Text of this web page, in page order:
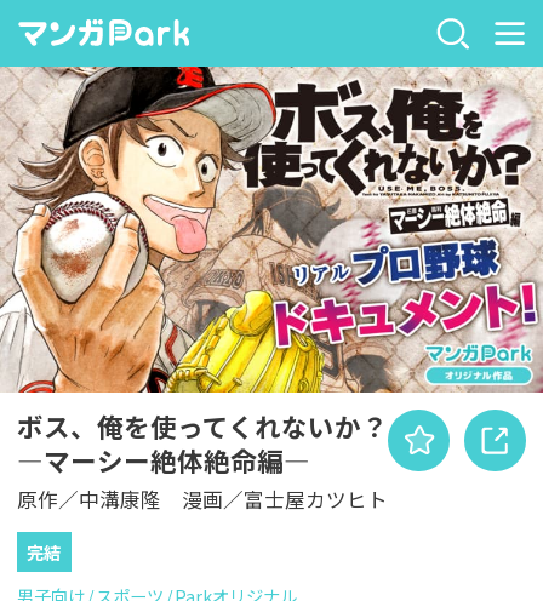
ボス、俺を使ってくれないか？
―マーシー絶体絶命編―
原作／中溝康隆 漫画／富士屋カツヒト
完結
男子向け スポーツ Parkオリジナル